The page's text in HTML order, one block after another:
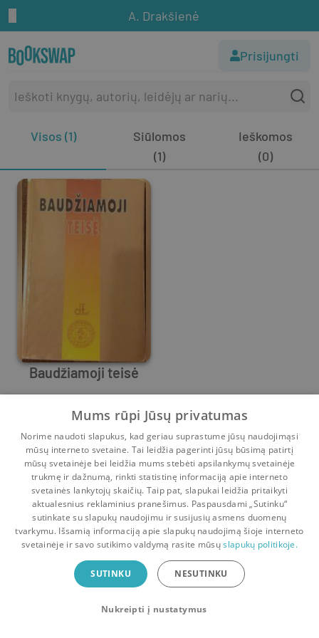
A. Drakšienė
Prisijungti
Visos (1)
Siūlomos
(1)
Ieškomos
(0)
Baudžiamoji teisė
A. Abramavičius,A. Drakšienė ,A. Čepas
1 0
Pradinis Krepšelis Pokalbiai Pranešimai Paskyra
Bookswap programėlė
Mainykis knygomis dar patogiau!
Uždaryti
Mums rūpi Jūsų privatumas
Norime naudoti slapukus, kad geriau suprastume jūsų naudojimąsi
mūsų interneto svetaine. Tai leidžia pagerinti jūsų būsimą patirtį
mūsų svetainėje bei leidžia mums stebėti apsilankymų svetainėje
trukmę ir dažnumą, rinkti statistinę informaciją apie interneto
svetainės lankytojų skaičių. Taip pat, slapukai leidžia pritaikyti
aktualesnius reklaminius pranešimus. Paspausdami „Sutinku“
sutinkate su slapukų naudojimu ir susijusių asmens duomenų
tvarkymu. Išsamią informaciją apie slapukų naudojimą šioje interneto
svetainėje ir savo sutikimo valdymą rasite mūsųslapukų politikoje.
SUTINKU NESUTINKU
Nukreipti į nustatymus